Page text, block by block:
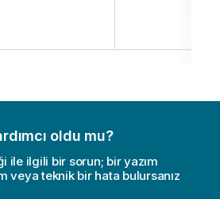
oldu mu?
ile ilgili bir sorun; bir yazım
veya teknik bir hata bulursanız